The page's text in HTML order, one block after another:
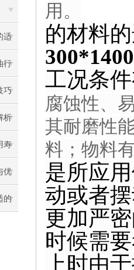
适
行
巧
析
寿
优
的
用。
的材料
工况条
腐蚀性、
其耐磨性
料；物料
是所应
动或者
更加严
时候需
上时由